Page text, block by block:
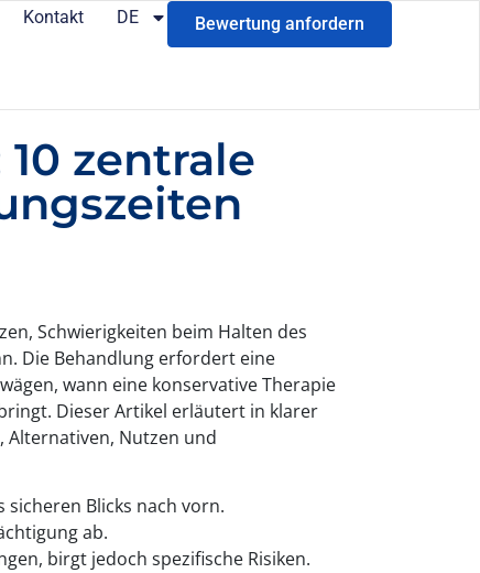
Kontakt DE Bewertung anfordern
zentrale
Schwierigkeiten beim Halten des
Die Behandlung erfordert eine
wann eine konservative Therapie
Dieser Artikel erläutert in klarer
Alternativen, Nutzen und
Blicks nach vorn.
ab.
birgt jedoch spezifische Risiken.